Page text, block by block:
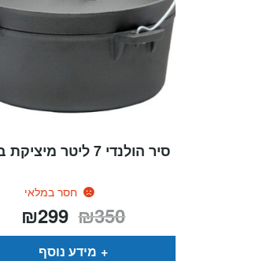
סיר הולנדי 7 ליטר מיציקת ברזל
חסר במלאי
₪350 המחיר
המקורי
היה:
₪299
הוא:
מידע נוסף